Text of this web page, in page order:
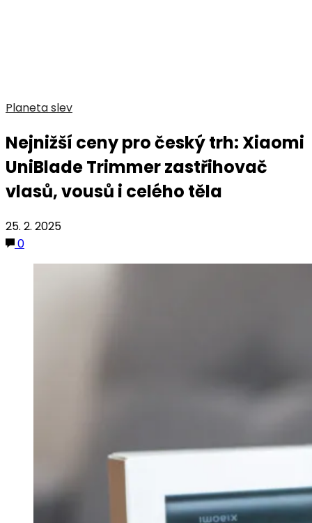
Planeta slev
Nejnižší ceny pro český trh: Xiaomi
UniBlade Trimmer zastřihovač
vlasů, vousů i celého těla
25. 2. 2025
0